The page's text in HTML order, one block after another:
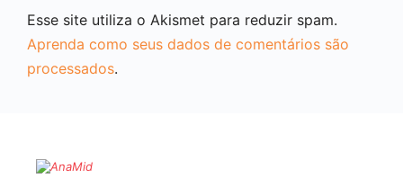
Esse site utiliza o Akismet para reduzir spam.
Aprenda como seus dados de comentários são
processados.